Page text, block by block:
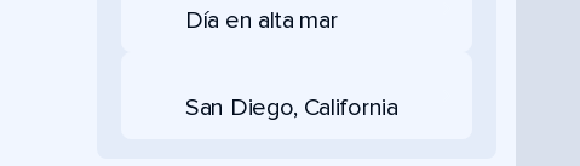
Día en alta mar
San Diego, California